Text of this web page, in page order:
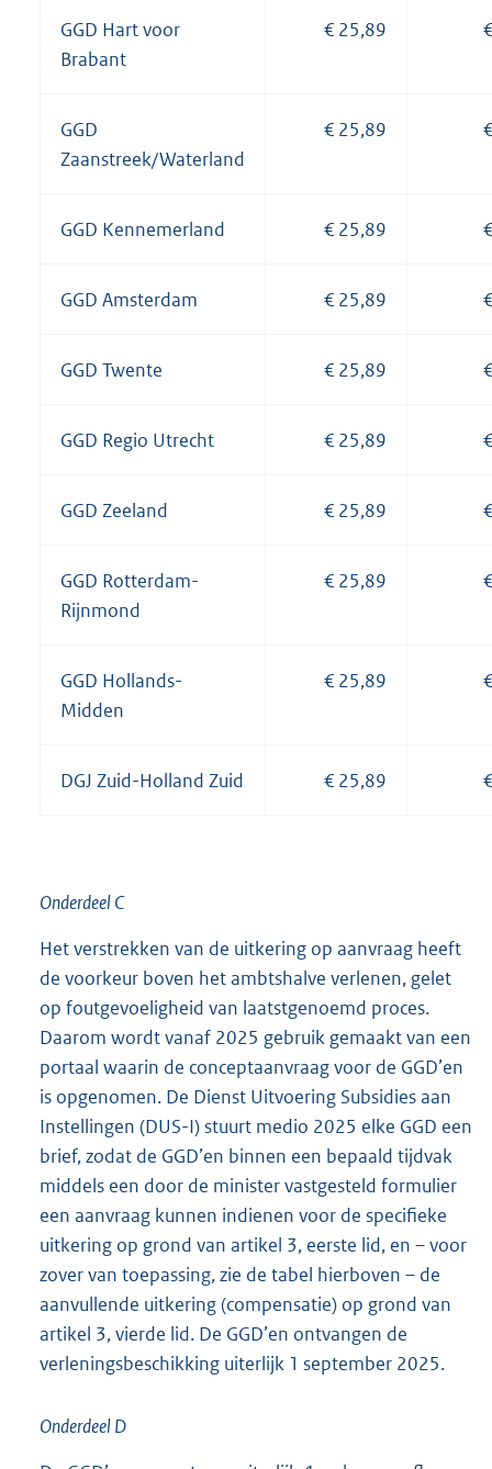
GGD Hart voor
Brabant
€ 25,89
GGD
Zaanstreek/Waterland
€ 25,89
GGD Kennemerland € 25,89
GGD Amsterdam € 25,89
GGD Twente € 25,89
GGD Regio Utrecht € 25,89
GGD Zeeland € 25,89
GGD Rotterdam-
Rijnmond
€ 25,89
GGD Hollands-
Midden
€ 25,89
DGJ Zuid-Holland Zuid € 25,89
Onderdeel C
Het verstrekken van de uitkering op aanvraag heeft
de voorkeur boven het ambtshalve verlenen, gelet
op foutgevoeligheid van laatstgenoemd proces.
Daarom wordt vanaf 2025 gebruik gemaakt van een
portaal waarin de conceptaanvraag voor de GGD’en
is opgenomen. De Dienst Uitvoering Subsidies aan
Instellingen (DUS-I) stuurt medio 2025 elke GGD een
brief, zodat de GGD’en binnen een bepaald tijdvak
middels een door de minister vastgesteld formulier
een aanvraag kunnen indienen voor de specifieke
uitkering op grond van artikel 3, eerste lid, en – voor
zover van toepassing, zie de tabel hierboven – de
aanvullende uitkering (compensatie) op grond van
artikel 3, vierde lid. De GGD’en ontvangen de
verleningsbeschikking uiterlijk 1 september 2025.
Onderdeel D